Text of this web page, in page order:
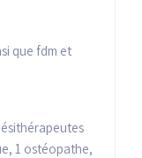
que fdm et
1 ostéopathe,